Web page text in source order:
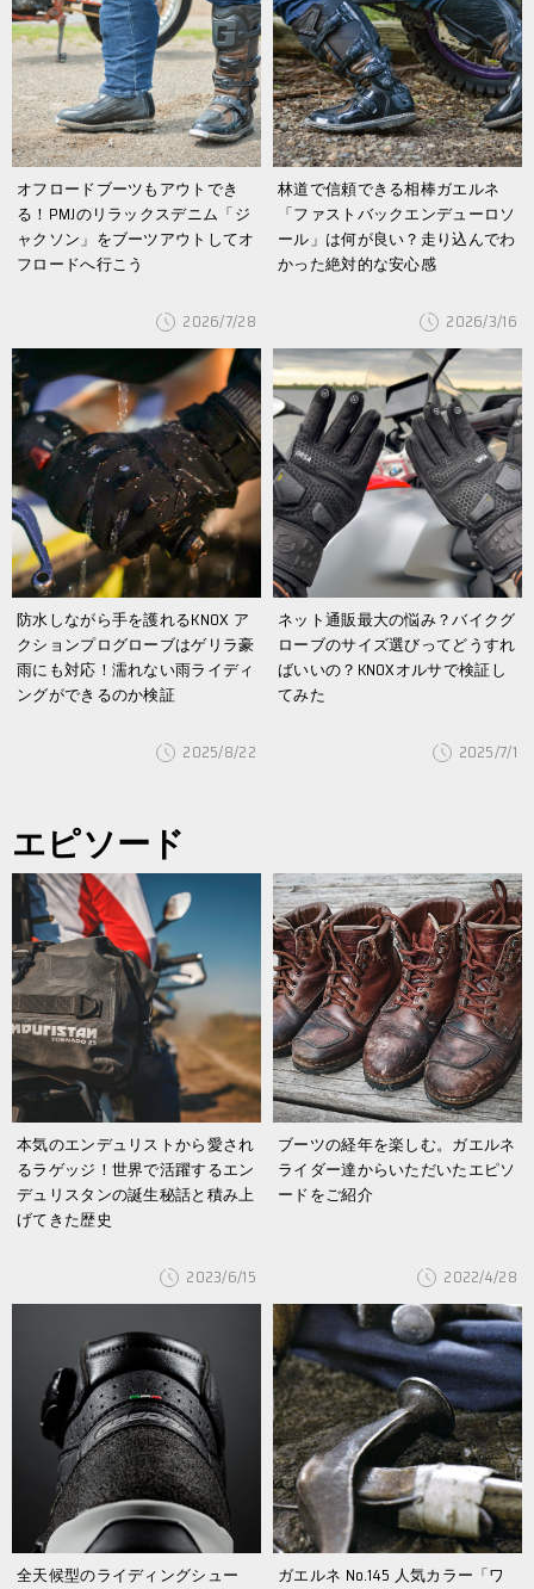
オフロードブーツもアウトでき
る！PMJのリラックスデニム「ジ
ャクソン」をブーツアウトしてオ
フロードへ行こう
2026/7/28
林道で信頼できる相棒ガエルネ
「ファストバックエンデューロソ
ール」は何が良い？走り込んでわ
かった絶対的な安心感
2026/3/16
防水しながら手を護れるKNOX ア
クションプログローブはゲリラ豪
雨にも対応！濡れない雨ライディ
ングができるのか検証
2025/8/22
ネット通販最大の悩み？バイクグ
ローブのサイズ選びってどうすれ
ばいいの？KNOXオルサで検証し
てみた
2025/7/1
エピソード
本気のエンデュリストから愛され
るラゲッジ！世界で活躍するエン
デュリスタンの誕生秘話と積み上
げてきた歴史
2023/6/15
ブーツの経年を楽しむ。ガエルネ
ライダー達からいただいたエピソ
ードをご紹介
2022/4/28
全天候型のライディングシュー
ガエルネ No.145 人気カラー「ワ